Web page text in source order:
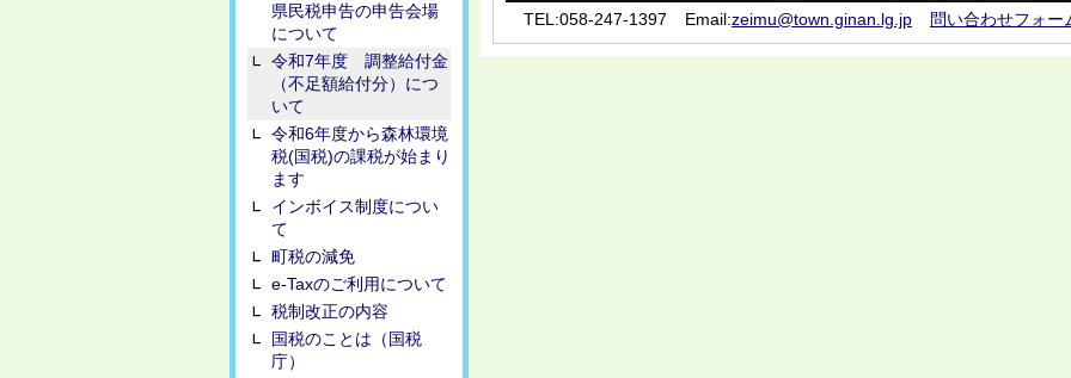
県民税申告の申告会場
について
令和7年度 調整給付金
（不足額給付分）につ
いて
令和6年度から森林環境
税(国税)の課税が始まり
ます
インボイス制度につい
て
町税の減免
e-Taxのご利用について
税制改正の内容
国税のことは（国税
庁）
TEL:058-247-1397 Email:zeimu@town.ginan.lg.jp 問い合わせフォー